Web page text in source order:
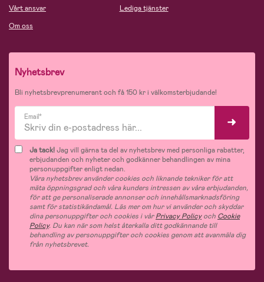
Vårt ansvar
Om oss
Lediga tjänster
Nyhetsbrev
Bli nyhetsbrevprenumerant och få 150 kr i välkomsterbjudande!
Email*
Ja tack!Jag vill gärna ta del av nyhetsbrev med personliga rabatter,
erbjudanden och nyheter och godkänner behandlingen av mina
personuppgifter enligt nedan.
Våra nyhetsbrev använder cookies och liknande tekniker för att
mäta öppningsgrad och våra kunders intressen av våra erbjudanden,
för att ge personaliserade annonser och innehållsmarknadsföring
samt för statistikändamål. Läs mer om hur vi använder och skyddar
dina personuppgifter och cookies i vårPrivacy Policyoch Cookie
Policy. Du kan när som helst återkalla ditt godkännande till
behandling av personuppgifter och cookies genom att avanmäla dig
från nyhetsbrevet.